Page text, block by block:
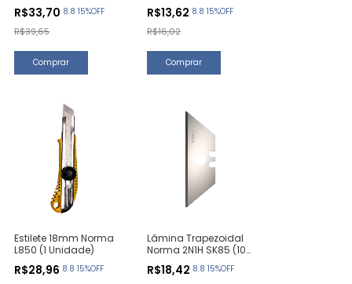
R$33,70 8.8 15%OFF
R$39,65
R$13,62 8.8 15%OFF
R$16,02
Estilete 18mm Norma
L850 (1 Unidade)
R$28,96 8.8 15%OFF
Lâmina Trapezoidal
Norma 2N1H SK85 (10
R$18,42 8.8 15%OFF